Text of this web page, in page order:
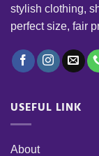
stylish clothing,
perfect size, fair
USEFUL LINK
About